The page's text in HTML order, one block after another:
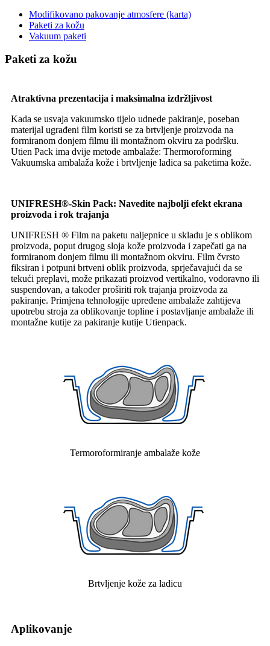
Modifikovano pakovanje atmosfere (karta)
Paketi za kožu
Vakuum paketi
Paketi za kožu
Atraktivna prezentacija i maksimalna izdržljivost
Kada se usvaja vakuumsko tijelo udnede pakiranje, poseban
materijal ugrađeni film koristi se za brtvljenje proizvoda na
formiranom donjem filmu ili montažnom okviru za podršku.
Utien Pack ima dvije metode ambalaže: Thermoroforming
Vakuumska ambalaža kože i brtvljenje ladica sa paketima kože.
UNIFRESH®-Skin Pack: Navedite najbolji efekt ekrana
proizvoda i rok trajanja
UNIFRESH ® Film na paketu naljepnice u skladu je s oblikom
proizvoda, poput drugog sloja kože proizvoda i zapečati ga na
formiranom donjem filmu ili montažnom okviru. Film čvrsto
fiksiran i potpuni brtveni oblik proizvoda, sprječavajući da se
tekući preplavi, može prikazati proizvod vertikalno, vodoravno ili
suspendovan, a također proširiti rok trajanja proizvoda za
pakiranje. Primjena tehnologije upređene ambalaže zahtijeva
upotrebu stroja za oblikovanje topline i postavljanje ambalaže ili
montažne kutije za pakiranje kutije Utienpack.
Termoroformiranje ambalaže kože
Brtvljenje kože za ladicu
Aplikovanje